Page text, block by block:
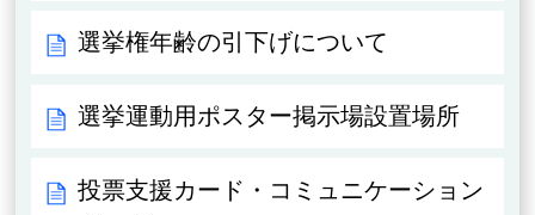
選挙権年齢の引下げについて
選挙運動用ポスター掲示場設置場所
投票支援カード・コミュニケーション